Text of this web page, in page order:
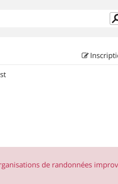
de randonnées